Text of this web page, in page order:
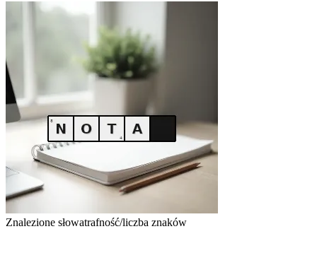
Znalezione słowatrafność/liczba znaków